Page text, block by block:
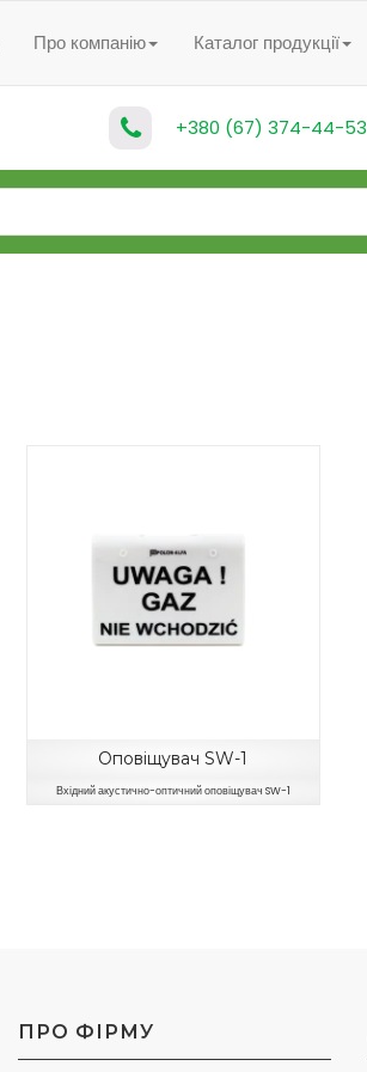
Про компанію Каталог продукції
+380 (67) 374-44-53
Оповіщувач SW-1
Вхідний акустично-оптичний оповіщувач SW-1
ПРО ФІРМУ